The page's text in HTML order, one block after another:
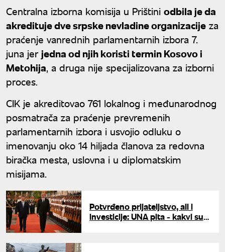
Centralna izborna komisija u Prištini odbila je da
akredituje dve srpske nevladine organizacije za
praćenje vanrednih parlamentarnih izbora 7.
juna jer jedna od njih koristi termin Kosovo i
Metohija, a druga nije specijalizovana za izborni
proces.
CIK je akreditovao 761 lokalnog i međunarodnog
posmatrača za praćenje prevremenih
parlamentarnih izbora i usvojio odluku o
imenovanju oko 14 hiljada članova za redovna
biračka mesta, uslovna i u diplomatskim
misijama.
Potvrđeno prijateljstvo, ali i
investicije: UNA pita - kakvi su